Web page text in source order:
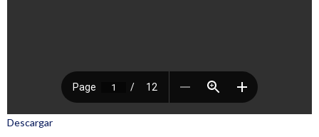
Descargar